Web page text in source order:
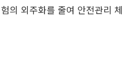
의 외주화를 줄여 안전관리 체